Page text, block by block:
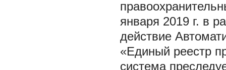
января 2019 г. в
действие
«Единый реестр
система